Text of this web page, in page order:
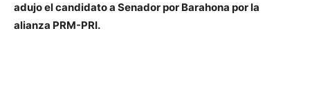
adujo el candidato a Senador por Barahona por la
alianza PRM-PRI.